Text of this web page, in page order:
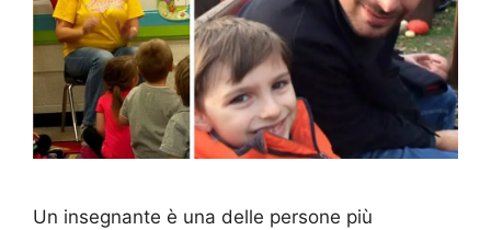
Un insegnante è una delle persone più